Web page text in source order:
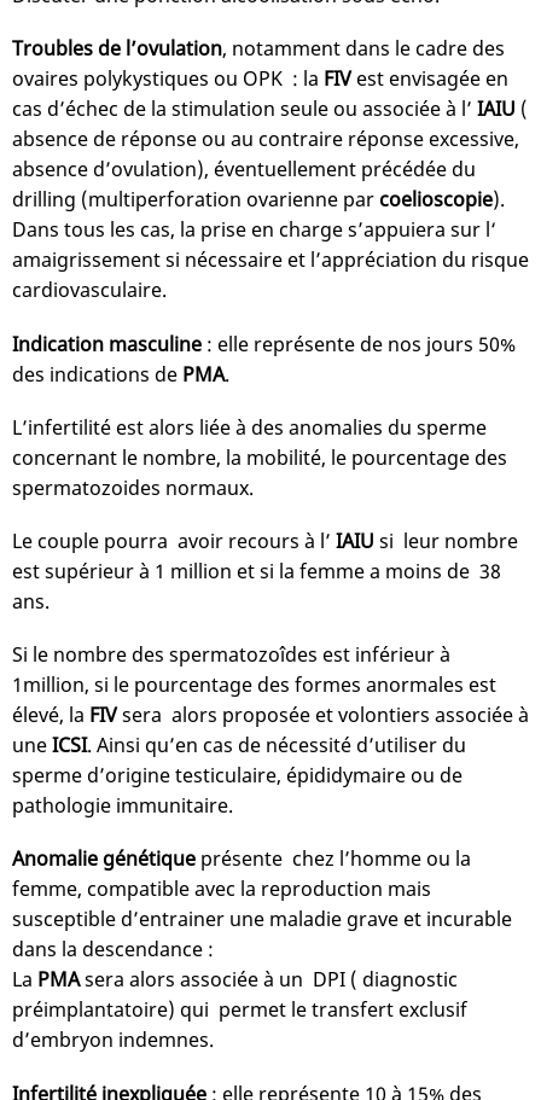
Troubles de l’ovulation, notamment dans le cadre des
ovaires polykystiques ou OPK : la FIVest envisagée en
cas d’échec de la stimulation seule ou associée à l’ IAIU (
absence de réponse ou au contraire réponse excessive,
absence d’ovulation), éventuellement précédée du
drilling (multiperforation ovarienne par coelioscopie).
Dans tous les cas, la prise en charge s’appuiera sur l‘
amaigrissement si nécessaire et l’appréciation du risque
cardiovasculaire.
Indication masculine : elle représente de nos jours 50%
des indications de PMA.
L’infertilité est alors liée à des anomalies du sperme
concernant le nombre, la mobilité, le pourcentage des
spermatozoides normaux.
Le couple pourra avoir recours à l’ IAIU si leur nombre
est supérieur à 1 million et si la femme a moins de 38
ans.
Si le nombre des spermatozoîdes est inférieur à
1million, si le pourcentage des formes anormales est
élevé, la FIVsera alors proposée et volontiers associée à
uneICSI. Ainsi qu’en cas de nécessité d’utiliser du
sperme d’origine testiculaire, épididymaire ou de
pathologie immunitaire.
Anomalie génétique présente chez l’homme ou la
femme, compatible avec la reproduction mais
susceptible d’entrainer une maladie grave et incurable
dans la descendance :
La PMAsera alors associée à un DPI ( diagnostic
préimplantatoire) qui permet le transfert exclusif
d’embryon indemnes.
Infertilité inexpliquée : elle représente 10 à 15% des